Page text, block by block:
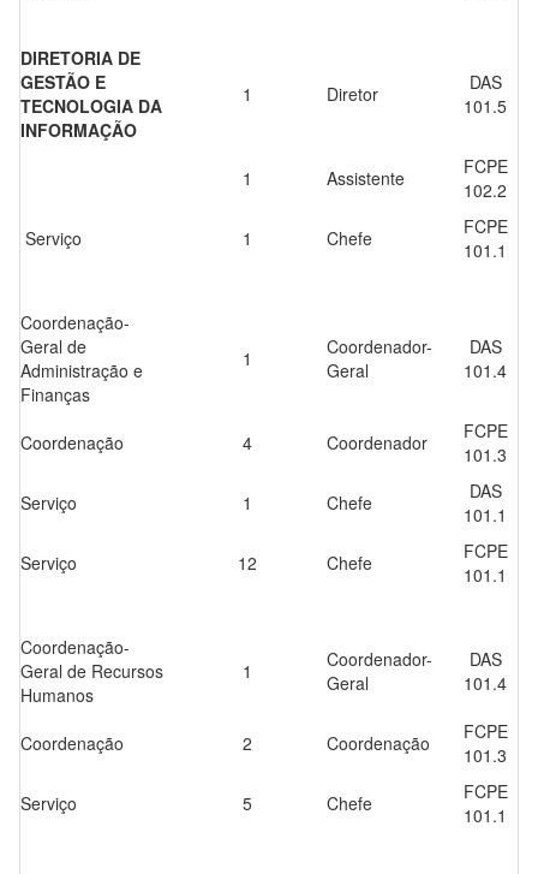
DIRETORIA DE
GESTÃO E
TECNOLOGIA DA
INFORMAÇÃO
1 Diretor
DAS
101.5
1 Assistente
FCPE
102.2
Serviço
1 Chefe
FCPE
101.1
Coordenação-
Geral de
Administração e
Finanças
1
Coordenador-
Geral
DAS
101.4
Coordenação 4 Coordenador
FCPE
101.3
Serviço
1 Chefe
DAS
101.1
Serviço
12 Chefe
FCPE
101.1
Coordenação-
Geral de Recursos
Humanos
1
Coordenador-
Geral
DAS
101.4
Coordenação 2 Coordenação
FCPE
101.3
Serviço
5 Chefe
FCPE
101.1